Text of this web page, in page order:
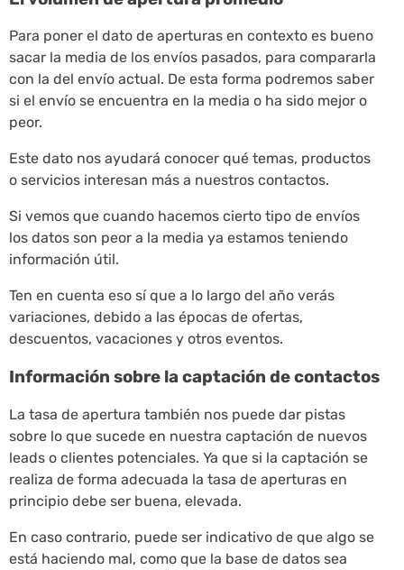
Para poner el dato de aperturas en contexto es bueno
sacar la media de los envíos pasados, para compararla
con la del envío actual. De esta forma podremos saber
si el envío se encuentra en la media o ha sido mejor o
peor.
Este dato nos ayudará conocer qué temas, productos
o servicios interesan más a nuestros contactos.
Si vemos que cuando hacemos cierto tipo de envíos
los datos son peor a la media ya estamos teniendo
información útil.
Ten en cuenta eso sí que a lo largo del año verás
variaciones, debido a las épocas de ofertas,
descuentos, vacaciones y otros eventos.
Información sobre la captación de contactos
La tasa de apertura también nos puede dar pistas
sobre lo que sucede en nuestra captación de nuevos
leads o clientes potenciales. Ya que si la captación se
realiza de forma adecuada la tasa de aperturas en
principio debe ser buena, elevada.
En caso contrario, puede ser indicativo de que algo se
está haciendo mal, como que la base de datos sea